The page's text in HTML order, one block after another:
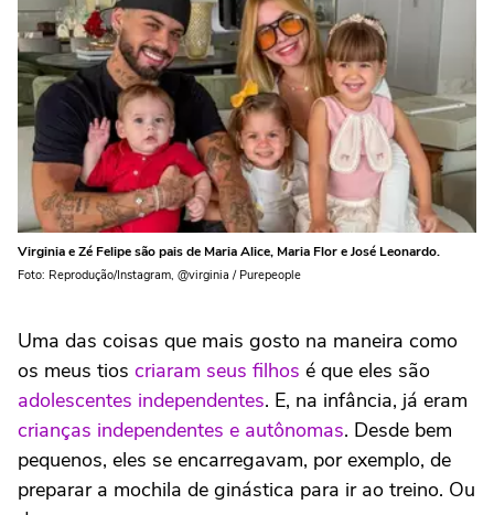
Virginia e Zé Felipe são pais de Maria Alice, Maria Flor e José Leonardo.
Foto: Reprodução/Instagram, @virginia / Purepeople
Uma das coisas que mais gosto na maneira como
os meus tios criaram seus filhos é que eles são
adolescentes independentes. E, na infância, já eram
crianças independentes e autônomas. Desde bem
pequenos, eles se encarregavam, por exemplo, de
preparar a mochila de ginástica para ir ao treino. Ou